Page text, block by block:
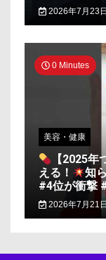
2026年7月23日
0 Minutes
美容・健康
【2025
える！
知
#4位が衝撃
2026年7月21